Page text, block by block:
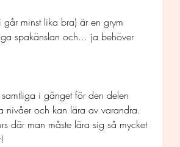
minst lika bra) är en grym
spakänslan och... ja behöver
i gänget för den delen
nivåer och kan lära av varandra.
där man måste lära sig så mycket